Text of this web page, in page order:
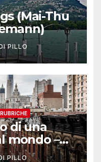
(Mai-Thu
PILLO
RUBRICHE
di una
mondo –
PILLO